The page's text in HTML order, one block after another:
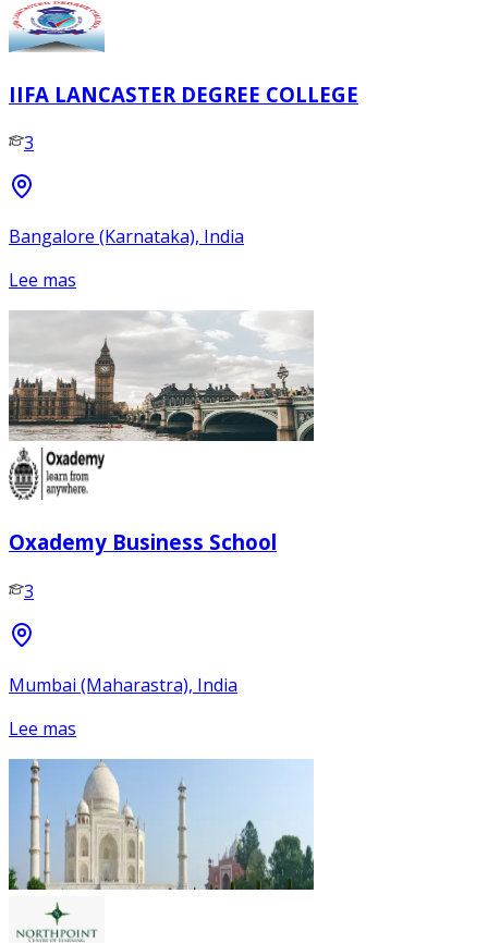
IIFA LANCASTER DEGREE COLLEGE
3
Bangalore (Karnataka), India
Lee mas
Oxademy Business School
3
Mumbai (Maharastra), India
Lee mas